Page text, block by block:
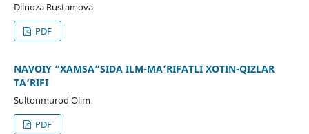
Dilnoza Rustamova
PDF
NAVOIY “XAMSA”SIDA ILM-MA’RIFATLI XOTIN-QIZLAR
TA’RIFI
Sultonmurod Olim
PDF